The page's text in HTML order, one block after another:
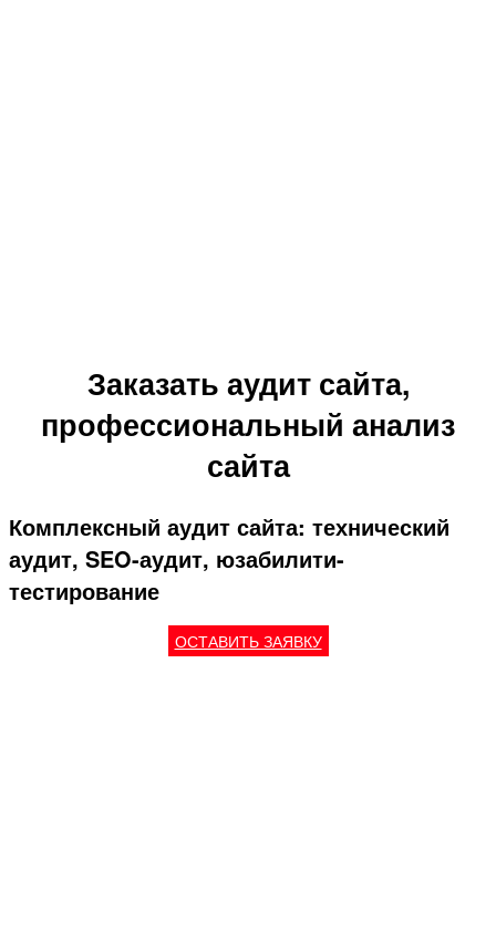
Заказать аудит сайта,
профессиональный анализ
сайта
Комплексный аудит сайта: технический
аудит, SEO-аудит, юзабилити-
тестирование
ОСТАВИТЬ ЗАЯВКУ